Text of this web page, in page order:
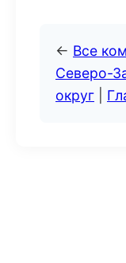
← Все
Северо-
округ